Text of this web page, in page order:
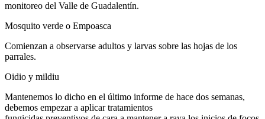
monitoreo del Valle de Guadalentín.
Mosquito verde o Empoasca
Comienzan a observarse adultos y larvas sobre las hojas de los
parrales.
Oidio y mildiu
Mantenemos lo dicho en el último informe de hace dos semanas,
debemos empezar a aplicar tratamientos